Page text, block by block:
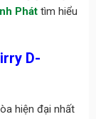
Pháttìm hiểu
D-
hiện đại nhất